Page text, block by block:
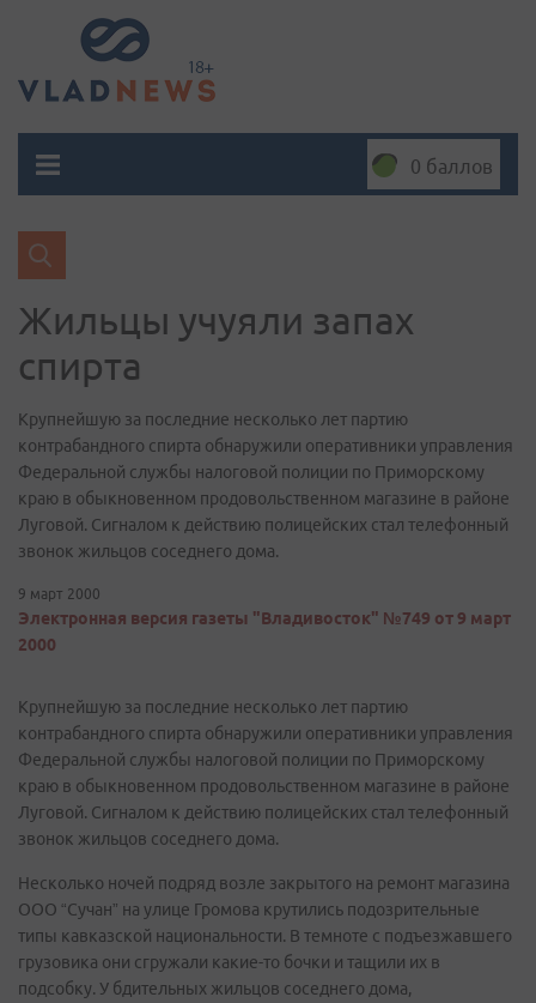
0 баллов
Жильцы учуяли запах
спирта
Крупнейшую за последние несколько лет партию
контрабандного спирта обнаружили оперативники управления
Федеральной службы налоговой полиции по Приморскому
краю в обыкновенном продовольственном магазине в районе
Луговой. Сигналом к действию полицейских стал телефонный
звонок жильцов соседнего дома.
9 март 2000
Электронная версия газеты "Владивосток" №749 от 9 март
2000
Крупнейшую за последние несколько лет партию
контрабандного спирта обнаружили оперативники управления
Федеральной службы налоговой полиции по Приморскому
краю в обыкновенном продовольственном магазине в районе
Луговой. Сигналом к действию полицейских стал телефонный
звонок жильцов соседнего дома.
Несколько ночей подряд возле закрытого на ремонт магазина
ООО “Сучан” на улице Громова крутились подозрительные
типы кавказской национальности. В темноте с подъезжавшего
грузовика они сгружали какие-то бочки и тащили их в
подсобку. У бдительных жильцов соседнего дома,